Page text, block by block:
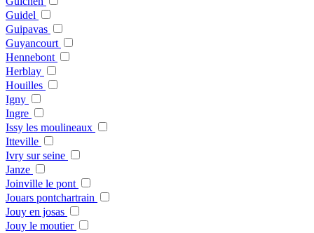
Guidel
Guipavas
Guyancourt
Hennebont
Herblay
Houilles
Igny
Ingre
Issy les moulineaux
Itteville
Ivry sur seine
Janze
Joinville le pont
Jouars pontchartrain
Jouy en josas
Jouy le moutier